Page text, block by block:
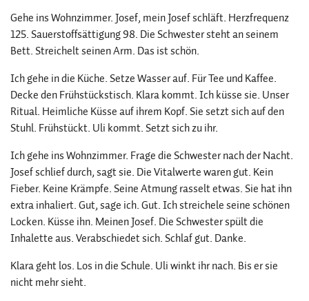
Gehe ins Wohnzimmer. Josef, mein Josef schläft. Herzfrequenz
125. Sauerstoffsättigung 98. Die Schwester steht an seinem
Bett. Streichelt seinen Arm. Das ist schön.
Ich gehe in die Küche. Setze Wasser auf. Für Tee und Kaffee.
Decke den Frühstückstisch. Klara kommt. Ich küsse sie. Unser
Ritual. Heimliche Küsse auf ihrem Kopf. Sie setzt sich auf den
Stuhl. Frühstückt. Uli kommt. Setzt sich zu ihr.
Ich gehe ins Wohnzimmer. Frage die Schwester nach der Nacht.
Josef schlief durch, sagt sie. Die Vitalwerte waren gut. Kein
Fieber. Keine Krämpfe. Seine Atmung rasselt etwas. Sie hat ihn
extra inhaliert. Gut, sage ich. Gut. Ich streichele seine schönen
Locken. Küsse ihn. Meinen Josef. Die Schwester spült die
Inhalette aus. Verabschiedet sich. Schlaf gut. Danke.
Klara geht los. Los in die Schule. Uli winkt ihr nach. Bis er sie
nicht mehr sieht.